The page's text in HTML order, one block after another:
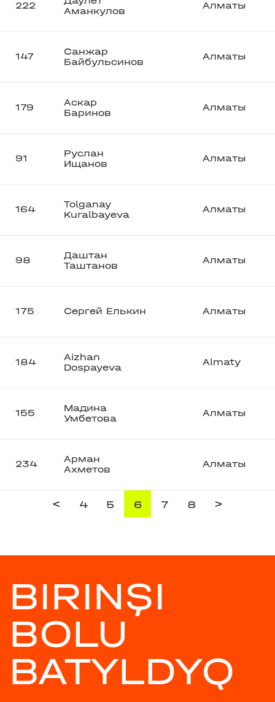
222
Аманкулов
Алматы
147
Санжар
Байбульсинов
Алматы
179
Аскар
Баринов
Алматы
91
Руслан
Ищанов
Алматы
164
Tolganay
Kuralbayeva
Алматы
98
Даштан
Таштанов
Алматы
175 Сергей Елькин Алматы
184
Aizhan
Dospayeva
Almaty
155
Мадина
Умбетова
Алматы
234
Арман
Ахметов
Алматы
< 4 5 6 7 8 >
BIRINŞI
BOLU
BATYLDYQ